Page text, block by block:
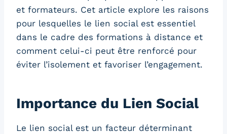
et formateurs. Cet article explore les raisons
pour lesquelles le lien social est essentiel
dans le cadre des formations à distance et
comment celui-ci peut être renforcé pour
éviter l’isolement et favoriser l’engagement.
Importance du Lien Social
Le lien social est un facteur déterminant